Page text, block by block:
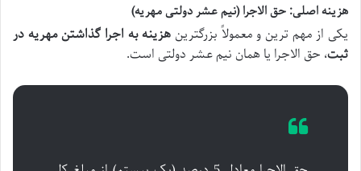
هزینه اصلی: حق الاجرا (نیم عشر دولتی مهریه)
یکی از مهم ترین و معمولاً بزرگترینهزینه به اجرا گذاشتن مهریه در
ثبت، حق الاجرا یا همان نیم عشر دولتی است.